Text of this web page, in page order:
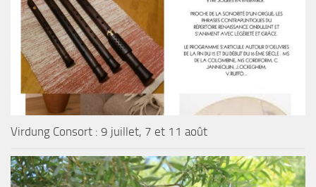
Virdung Consort : 9 juillet, 7 et 11 août